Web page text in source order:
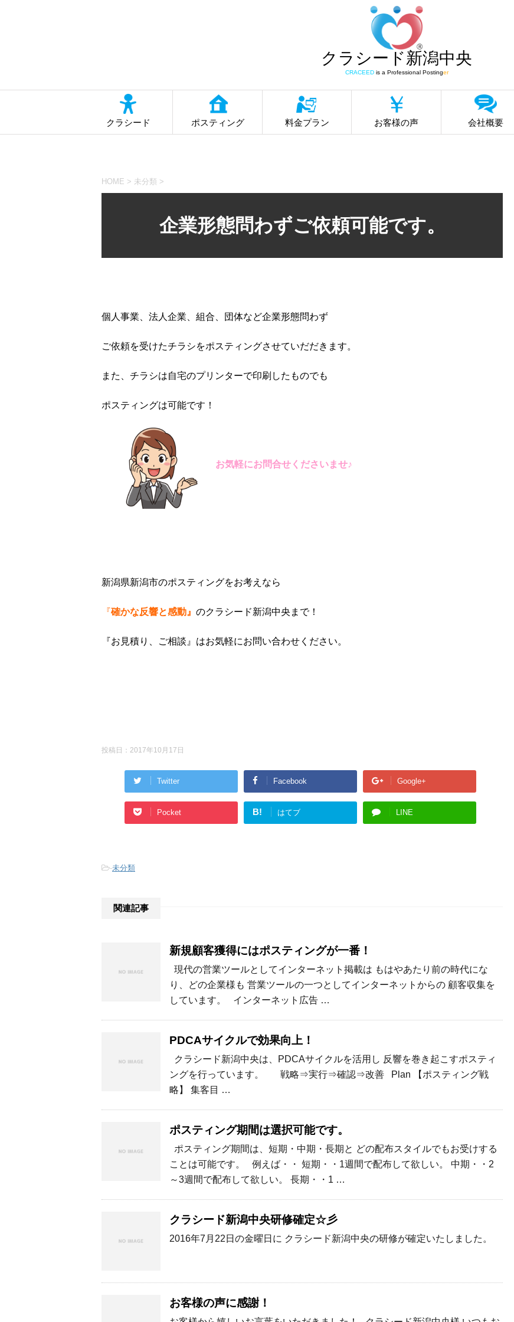
クラシード新潟中央
CRACEEDis a Professional Postinger
クラシード ポスティング 料金プラン お客様の声 会社概要
HOME > 未分類 >
企業形態問わずご依頼可能です。
個人事業、法人企業、組合、団体など企業形態問わず
ご依頼を受けたチラシをポスティングさせていだだきます。
また、チラシは自宅のプリンターで印刷したものでも
ポスティングは可能です！
お気軽にお問合せくださいませ♪
新潟県新潟市のポスティングをお考えなら
『確かな反響と感動』 のクラシード新潟中央まで！
『お見積り、ご相談』はお気軽にお問い合わせください。
投稿日： 2017年10月17日
Twitter Facebook Google+
Pocket B! はてブ LINE
-未分類
関連記事
新規顧客獲得にはポスティングが一番！
現代の営業ツールとしてインターネット掲載は もはやあたり前の時代にな
り、どの企業様も 営業ツールの一つとしてインターネットからの 顧客収集を
しています。 インターネット広告 …
PDCAサイクルで効果向上！
クラシード新潟中央は、PDCAサイクルを活用し 反響を巻き起こすポスティ
ングを行っています。 戦略⇒実行⇒確認⇒改善 Plan 【ポスティング戦
略】 集客目 …
ポスティング期間は選択可能です。
ポスティング期間は、短期・中期・長期と どの配布スタイルでもお受けする
ことは可能です。 例えば・・ 短期・・1週間で配布して欲しい。 中期・・2
～3週間で配布して欲しい。 長期・・1 …
クラシード新潟中央研修確定☆彡
2016年7月22日の金曜日に クラシード新潟中央の研修が確定いたしました。
お客様の声に感謝！